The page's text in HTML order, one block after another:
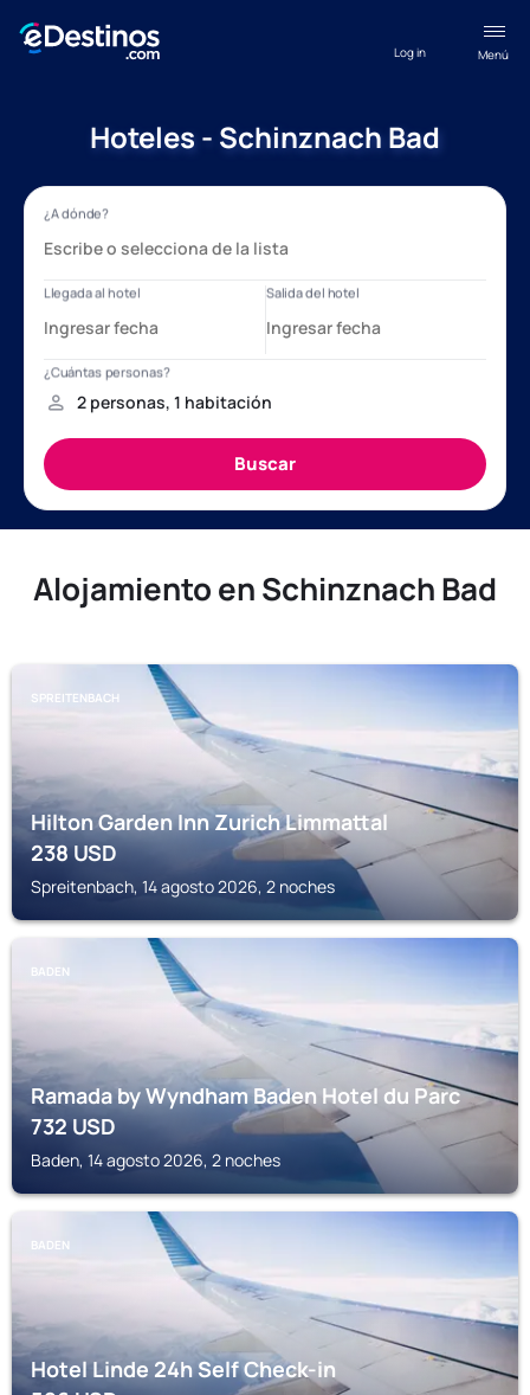
Menú
Log in
Hoteles - Schinznach Bad
Alojamiento en Schinznach Bad
SPREITENBACH
Hilton Garden Inn Zurich Limmattal
238USD
Spreitenbach, 14 agosto 2026, 2 noches
BADEN
Ramada by Wyndham Baden Hotel du Parc
732USD
Baden, 14 agosto 2026, 2 noches
BADEN
Hotel Linde 24h Self Check-in